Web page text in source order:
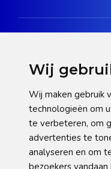
Wij
Wij maken gebruik
technologieën om
te verbeteren, om
advertenties te
analyseren en om
bezoekers vandaan
Privacy verklaring
Cookie statement
Pas hier uw